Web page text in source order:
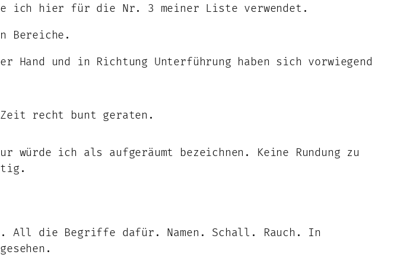
ich hier für die Nr. 3 meiner Liste verwendet.
Bereiche.
Hand und in Richtung Unterführung haben sich vorwiegend
recht bunt geraten.
ich als aufgeräumt bezeichnen. Keine Rundung zu
All die Begriffe dafür. Namen. Schall. Rauch. In